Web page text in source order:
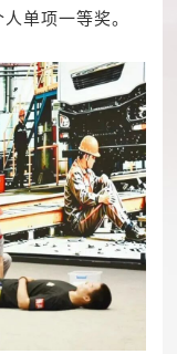
单项一等奖。